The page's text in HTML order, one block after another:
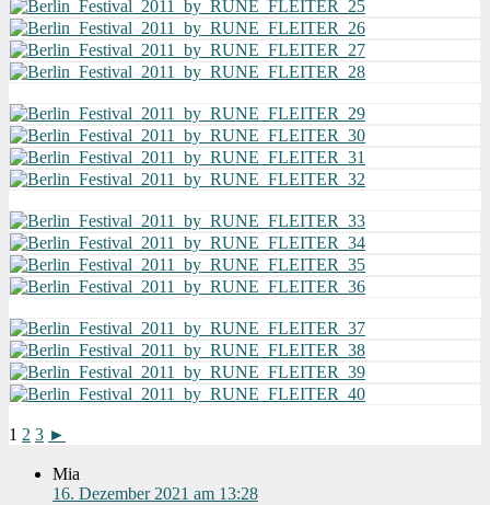
1 2 3 ►
Mia
16. Dezember 2021 am 13:28